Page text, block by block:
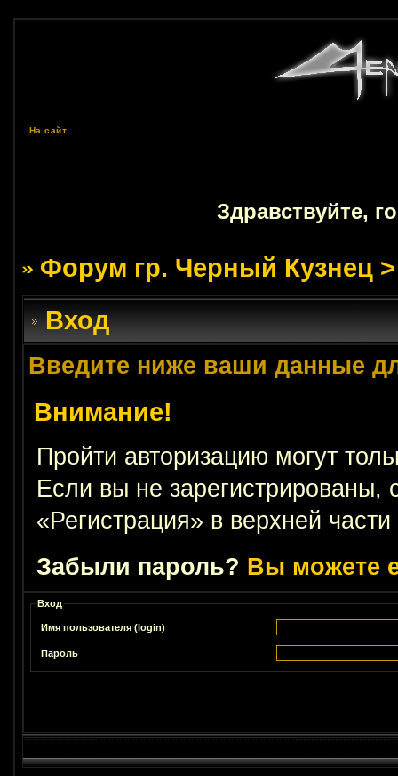
На сайт
Здравствуйте,
Форум гр. Черный Кузнец>
Вход
Введите ниже ваши данные
Внимание!
Пройти авторизацию могут
Если вы не зарегистрированы,
«Регистрация» в верхней
Забыли пароль? Вы можете
Вход
Имя пользователя (login)
Пароль